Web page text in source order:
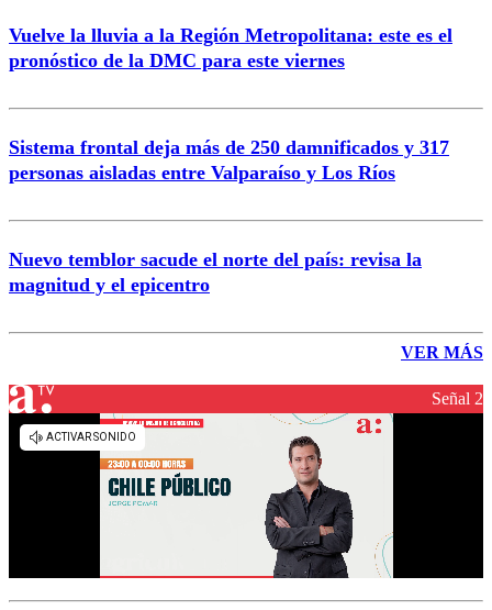
Vuelve la lluvia a la Región Metropolitana: este es el
pronóstico de la DMC para este viernes
Sistema frontal deja más de 250 damnificados y 317
personas aisladas entre Valparaíso y Los Ríos
Nuevo temblor sacude el norte del país: revisa la
magnitud y el epicentro
VER MÁS
Señal 2